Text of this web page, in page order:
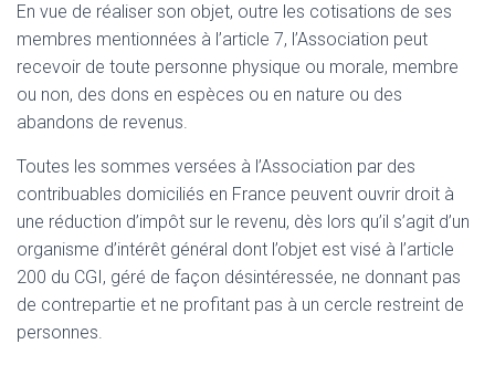
En vue de réaliser son objet, outre les cotisations de ses
membres mentionnées à l’article 7, l’Association peut
recevoir de toute personne physique ou morale, membre
ou non, des dons en espèces ou en nature ou des
abandons de revenus.
Toutes les sommes versées à l’Association par des
contribuables domiciliés en France peuvent ouvrir droit à
une réduction d’impôt sur le revenu, dès lors qu’il s’agit d’un
organisme d’intérêt général dont l’objet est visé à l’article
200 du CGI, géré de façon désintéressée, ne donnant pas
de contrepartie et ne profitant pas à un cercle restreint de
personnes.